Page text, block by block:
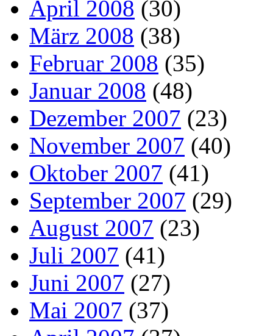
April 2008 (30)
März 2008 (38)
Februar 2008 (35)
Januar 2008 (48)
Dezember 2007 (23)
November 2007 (40)
Oktober 2007 (41)
September 2007 (29)
August 2007 (23)
Juli 2007 (41)
Juni 2007 (27)
Mai 2007 (37)